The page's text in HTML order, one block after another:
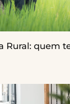
Rural: quem